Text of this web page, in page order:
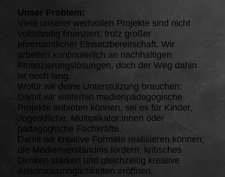
Unser Problem:
Viele unserer wertvollen Projekte sind nicht
vollständig finanziert, trotz großer
ehrenamtlicher Einsatzbereitschaft. Wir
arbeiten kontinuierlich an nachhaltigen
Finanzierungslösungen, doch der Weg dahin
ist noch lang.
Wofür wir deine Unterstützung brauchen:
Damit wir weiterhin medienpädagogische
Projekte anbieten können, sei es für Kinder,
Jugendliche, Multiplikator:innen oder
pädagogische Fachkräfte.
Damit wir kreative Formate realisieren können,
die Medienverständnis fördern, kritisches
Denken stärken und gleichzeitig kreative
Ausdrucksmöglichkeiten eröffnen.